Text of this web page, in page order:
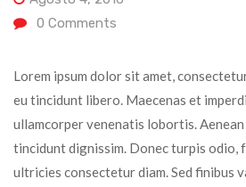
0 Comments
Lorem ipsum dolor sit amet,
eu tincidunt libero. Maecenas et
ullamcorper venenatis lobortis.
tincidunt dignissim. Donec turpis odio,
ultricies consectetur diam. Sed finibus